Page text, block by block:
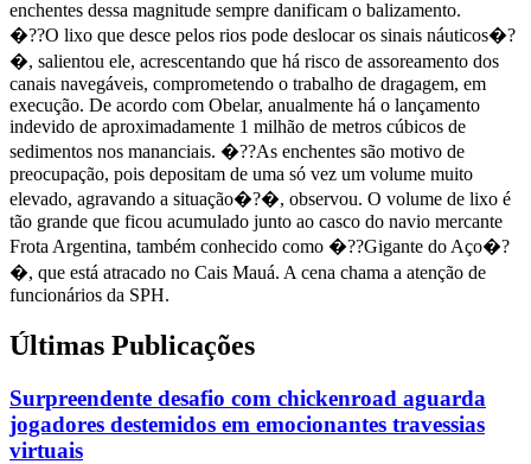
enchentes dessa magnitude sempre danificam o balizamento.
�??O lixo que desce pelos rios pode deslocar os sinais náuticos�?
�, salientou ele, acrescentando que há risco de assoreamento dos
canais navegáveis, comprometendo o trabalho de dragagem, em
execução. De acordo com Obelar, anualmente há o lançamento
indevido de aproximadamente 1 milhão de metros cúbicos de
sedimentos nos mananciais. �??As enchentes são motivo de
preocupação, pois depositam de uma só vez um volume muito
elevado, agravando a situação�?�, observou. O volume de lixo é
tão grande que ficou acumulado junto ao casco do navio mercante
Frota Argentina, também conhecido como �??Gigante do Aço�?
�, que está atracado no Cais Mauá. A cena chama a atenção de
funcionários da SPH.
Últimas Publicações
Surpreendente desafio com chickenroad aguarda
jogadores destemidos em emocionantes travessias
virtuais